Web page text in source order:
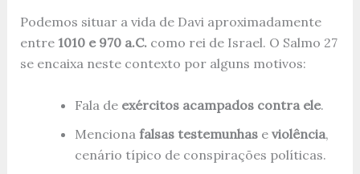
Podemos situar a vida de Davi aproximadamente
entre 1010 e 970 a.C.como rei de Israel. O Salmo 27
se encaixa neste contexto por alguns motivos:
Fala de exércitos acampados contra ele.
Menciona falsas testemunhase violência,
cenário típico de conspirações políticas.